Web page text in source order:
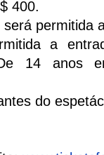
400.
permitida
a
14 anos
do